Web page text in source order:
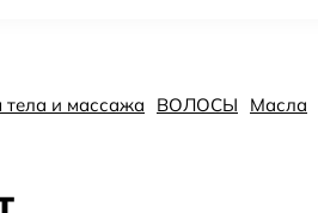
и массажа ВОЛОСЫ Масла